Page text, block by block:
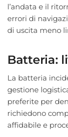
l’andata e il
errori di
di uscita meno
Batteria:
La batteria
gestione
preferite per
richiedono
affidabile e